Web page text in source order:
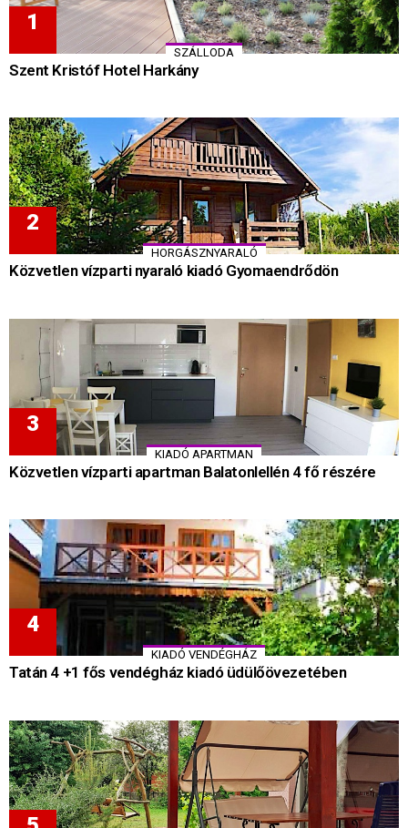
SZÁLLODA
Szent Kristóf Hotel Harkány
HORGÁSZNYARALÓ
Közvetlen vízparti nyaraló kiadó Gyomaendrődön
KIADÓ APARTMAN
Közvetlen vízparti apartman Balatonlellén 4 fő részére
KIADÓ VENDÉGHÁZ
Tatán 4 +1 fős vendégház kiadó üdülőövezetében